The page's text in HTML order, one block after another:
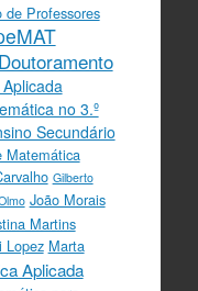
de Professores
Doutoramento
no 3.º
Secundário
Matemática
Gilberto
João Morais
Martins
Lopez Marta
Aplicada